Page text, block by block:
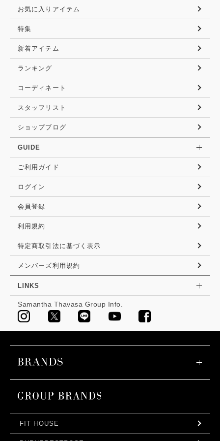
お気に入りアイテム
特集
新着アイテム
ランキング
コーディネート
スタッフリスト
ショップブログ
GUIDE
ご利用ガイド
ログイン
会員登録
利用規約
特定商取引法に基づく表示
メンバーズ利用規約
LINKS
Samantha Thavasa Group Info.
FIT HOUSE